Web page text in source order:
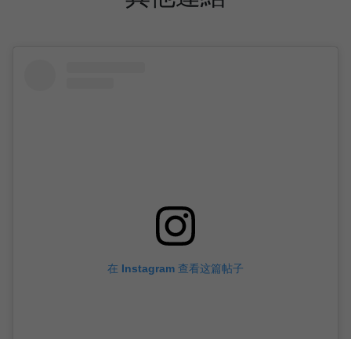
在 Instagram 查看这篇帖子